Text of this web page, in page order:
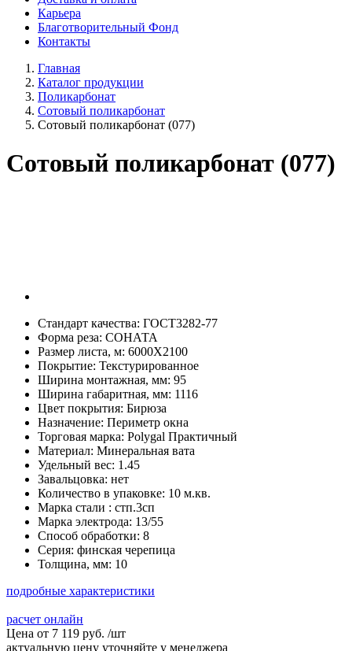
Карьера
Благотворительный Фонд
Контакты
Главная
Каталог продукции
Поликарбонат
Сотовый поликарбонат
Сотовый поликарбонат (077)
Сотовый поликарбонат (077)
Стандарт качества: ГОСТ3282-77
Форма реза: СОНАТА
Размер листа, м: 6000Х2100
Покрытие: Текстурированное
Ширина монтажная, мм: 95
Ширина габаритная, мм: 1116
Цвет покрытия: Бирюза
Назначение: Периметр окна
Торговая марка: Polygal Практичный
Материал: Минеральная вата
Удельный вес: 1.45
Завальцовка: нет
Количество в упаковке: 10 м.кв.
Марка стали : стп.3сп
Марка электрода: 13/55
Способ обработки: 8
Серия: финская черепица
Толщина, мм: 10
подробные характеристики
расчет онлайн
Цена от 7 119 руб. /шт
актуальную цену уточняйте у менеджера